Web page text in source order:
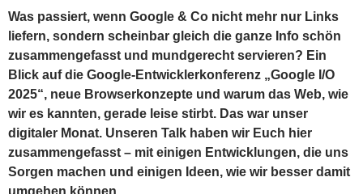
Was passiert, wenn Google & Co nicht mehr nur Links
liefern, sondern scheinbar gleich die ganze Info schön
zusammengefasst und mundgerecht servieren? Ein
Blick auf die Google-Entwicklerkonferenz „Google I/O
2025“, neue Browserkonzepte und warum das Web, wie
wir es kannten, gerade leise stirbt. Das war unser
digitaler Monat. Unseren Talk haben wir Euch hier
zusammengefasst – mit einigen Entwicklungen, die uns
Sorgen machen und einigen Ideen, wie wir besser damit